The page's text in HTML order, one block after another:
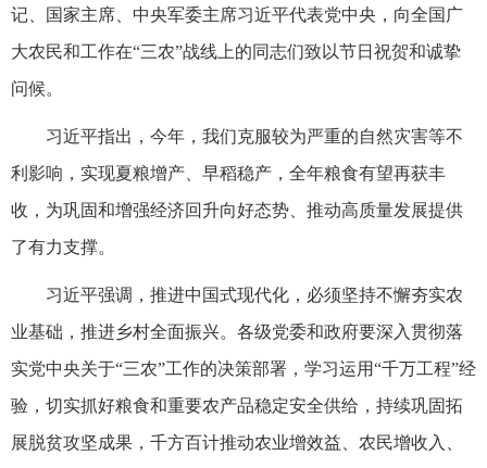
记、国家主席、中央军委主席习近平代表党中央，向全国广
大农民和工作在“三农”战线上的同志们致以节日祝贺和诚挚
问候。
习近平指出，今年，我们克服较为严重的自然灾害等不
利影响，实现夏粮增产、早稻稳产，全年粮食有望再获丰
收，为巩固和增强经济回升向好态势、推动高质量发展提供
了有力支撑。
习近平强调，推进中国式现代化，必须坚持不懈夯实农
业基础，推进乡村全面振兴。各级党委和政府要深入贯彻落
实党中央关于“三农”工作的决策部署，学习运用“千万工程”经
验，切实抓好粮食和重要农产品稳定安全供给，持续巩固拓
展脱贫攻坚成果，千方百计推动农业增效益、农民增收入、